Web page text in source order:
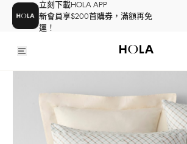
立刻下載HOLA APP
新會員享$200首購券，滿額再免
運！